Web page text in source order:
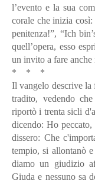
l’evento e la sua
corale che inizia
penitenza!”, “Ich
quell’opera, esso
un invito a fare anche
* * *
Il vangelo descrive la
tradito, vedendo
riportò i trenta sicli
dicendo: Ho peccato,
dissero: Che
tempio, si allontanò
diamo un giudizio
Giuda e nessuno sa